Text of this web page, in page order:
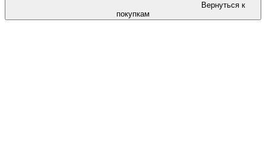
Вернуться к
покупкам